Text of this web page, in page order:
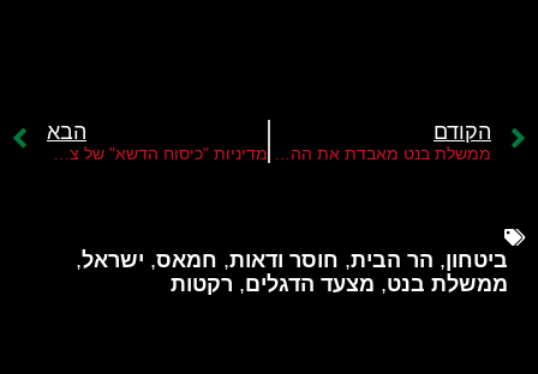
הקודם הבא
ביטחון, הר הבית, חוסר ודאות, חמאס, ישראל,
ממשלת בנט, מצעד הדגלים, רקטות